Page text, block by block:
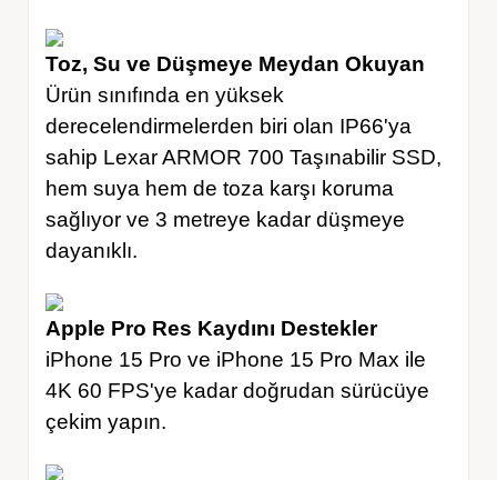
Toz, Su ve Düşmeye Meydan Okuyan
Ürün sınıfında en yüksek
derecelendirmelerden biri olan IP66'ya
sahip Lexar ARMOR 700 Taşınabilir SSD,
hem suya hem de toza karşı koruma
sağlıyor ve 3 metreye kadar düşmeye
dayanıklı.
Apple Pro Res Kaydını Destekler
iPhone 15 Pro ve iPhone 15 Pro Max ile
4K 60 FPS'ye kadar doğrudan sürücüye
çekim yapın.